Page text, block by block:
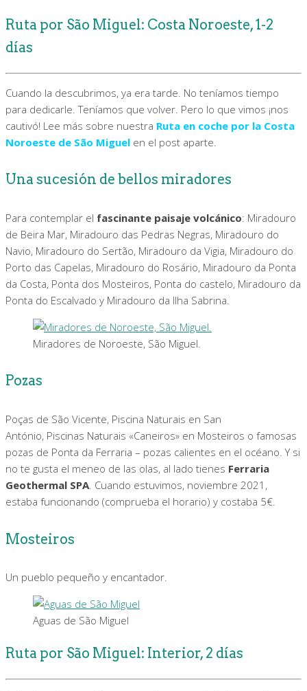
Ruta por São Miguel: Costa Noroeste, 1-2
días
Cuando la descubrimos, ya era tarde. No teníamos tiempo
para dedicarle. Teníamos que volver. Pero lo que vimos ¡nos
cautivó! Lee más sobre nuestra Ruta en coche por la Costa
Noroeste de São Miguel en el post aparte.
Una sucesión de bellos miradores
Para contemplar el fascinante paisaje volcánico: Miradouro
de Beira Mar, Miradouro das Pedras Negras, Miradouro do
Navio, Miradouro do Sertão, Miradouro da Vigia, Miradouro do
Porto das Capelas, Miradouro do Rosário, Miradouro da Ponta
da Costa, Ponta dos Mosteiros, Ponta do castelo, Miradouro da
Ponta do Escalvado y Miradouro da Ilha Sabrina.
Miradores de Noroeste, São Miguel.
Pozas
Poças de São Vicente, Piscina Naturais en San
António, Piscinas Naturais «Caneiros» en Mosteiros o famosas
pozas de Ponta da Ferraria – pozas calientes en el océano. Y si
no te gusta el meneo de las olas, al lado tienes Ferraria
Geothermal SPA . Cuando estuvimos, noviembre 2021,
estaba funcionando (comprueba el horario) y costaba 5€.
Mosteiros
Un pueblo pequeño y encantador.
Aguas de São Miguel
Ruta por São Miguel: Interior, 2 días